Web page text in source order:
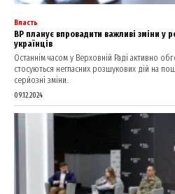
Власть
ВР планує впровадити важливі зміни у
українців
Останнім часом у Верховній Раді активно
стосуються негласних розшукових дій на
серйозні зміни.
09.12.2024